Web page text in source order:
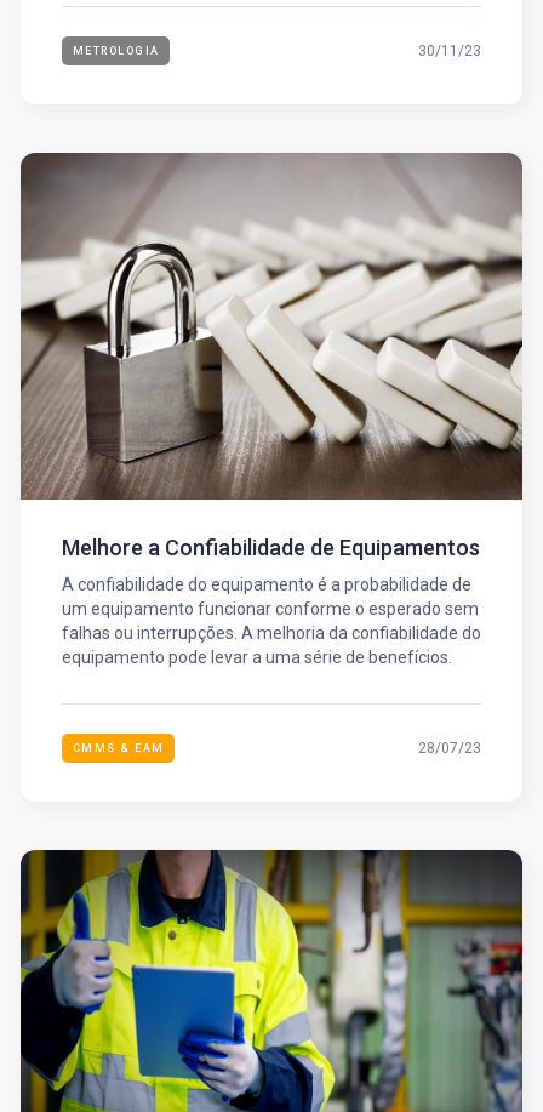
METROLOGIA 30/11/23
Melhore a Confiabilidade de Equipamentos
A confiabilidade do equipamento é a probabilidade de
um equipamento funcionar conforme o esperado sem
falhas ou interrupções. A melhoria da confiabilidade do
equipamento pode levar a uma série de benefícios.
CMMS & EAM 28/07/23